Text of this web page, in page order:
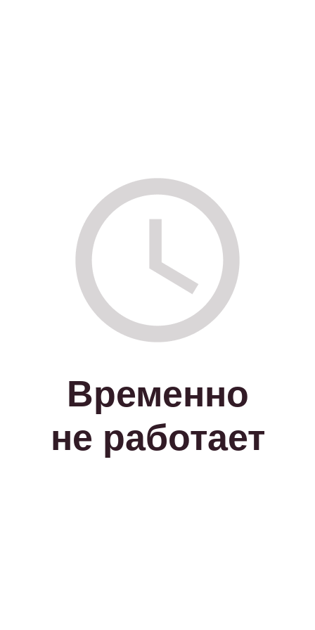
Временно
не работает